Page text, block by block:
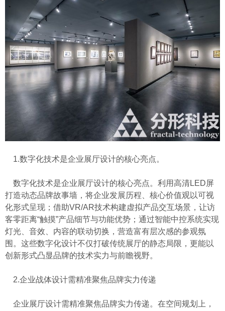
1.数字化技术是企业展厅设计的核心亮点。
数字化技术是企业展厅设计的核心亮点。利用高清LED屏
打造动态品牌故事墙，将企业发展历程、核心价值观以可视
化形式呈现；借助VR/AR技术构建虚拟产品交互场景，让访
客零距离“触摸”产品细节与功能优势；通过智能中控系统实现
灯光、音效、内容的联动切换，营造富有层次感的参观氛
围。这些数字化设计不仅打破传统展厅的静态局限，更能以
创新形式凸显品牌的技术实力与前瞻视野。
2.企业战体设计需精准聚焦品牌实力传递
企业展厅设计需精准聚焦品牌实力传递。在空间规划上，